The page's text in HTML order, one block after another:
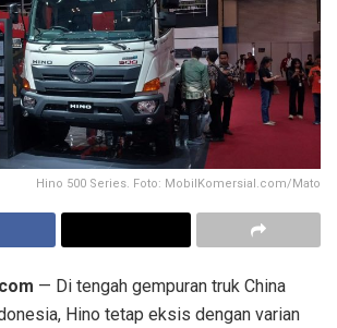
Hino 500 Series. Foto: MobilKomersial.com/Mato
— Di tengah gempuran truk China
Hino tetap eksis dengan varian